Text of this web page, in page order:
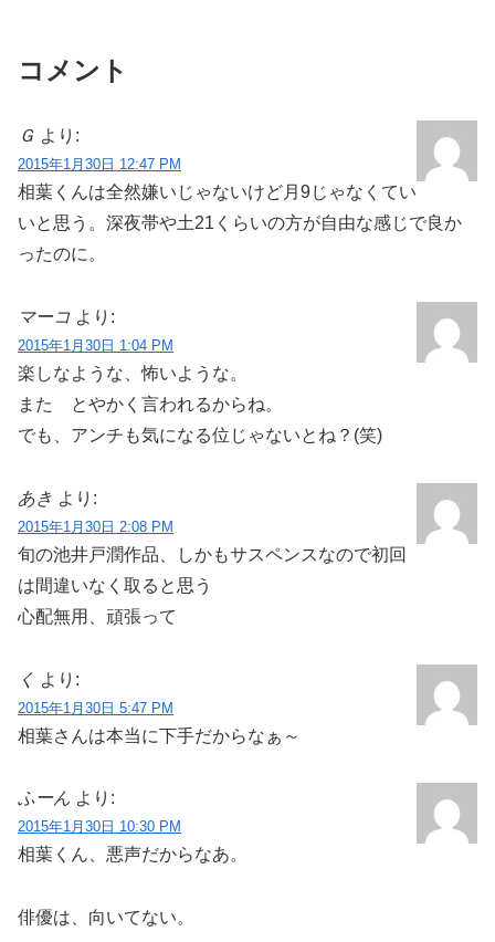
コメント
Ｇ より:
2015年1月30日 12:47 PM
相葉くんは全然嫌いじゃないけど月9じゃなくてい
いと思う。深夜帯や土21くらいの方が自由な感じで良か
ったのに。
マーコ より:
2015年1月30日 1:04 PM
楽しなような、怖いような。
また とやかく言われるからね。
でも、アンチも気になる位じゃないとね？(笑)
あき より:
2015年1月30日 2:08 PM
旬の池井戸潤作品、しかもサスペンスなので初回
は間違いなく取ると思う
心配無用、頑張って
く より:
2015年1月30日 5:47 PM
相葉さんは本当に下手だからなぁ～
ふーん より:
2015年1月30日 10:30 PM
相葉くん、悪声だからなあ。
俳優は、向いてない。